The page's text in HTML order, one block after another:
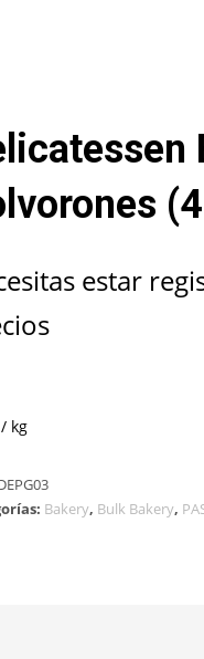
estar
kg
Bakery, Bulk Bakery,